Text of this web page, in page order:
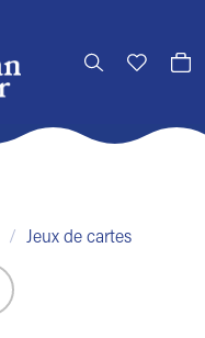
/ Jeux de cartes